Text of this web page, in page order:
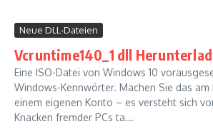
Neue DLL-Dateien
Vcruntime140_1 dll
Eine ISO-Datei von Windows 10
Windows-Kennwörter. Machen Sie das
einem eigenen Konto – es versteht sich
Knacken fremder PCs ta...